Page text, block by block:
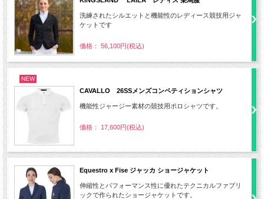
洗練されたシルエットと機能性のレディース競技用ジャ
ケットです
価格： 56,100円(税込)
NEW
CAVALLO 26SSメンズコンペティションシャツ
機能性ジャージー素材の競技用ポロシャツです。
価格： 17,600円(税込)
Equestro x Fise ジャッカ ショージャケット
伸縮性とパフォーマンス性に優れたテクニカルファブリ
ックで作られたショージャケットです。